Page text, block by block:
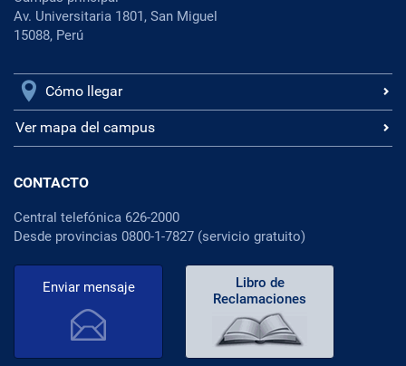
Av. Universitaria 1801, San Miguel
15088, Perú
Cómo llegar
Ver mapa del campus
CONTACTO
Central telefónica 626-2000
Desde provincias 0800-1-7827 (servicio gratuito)
Enviar mensaje
Libro de
Reclamaciones